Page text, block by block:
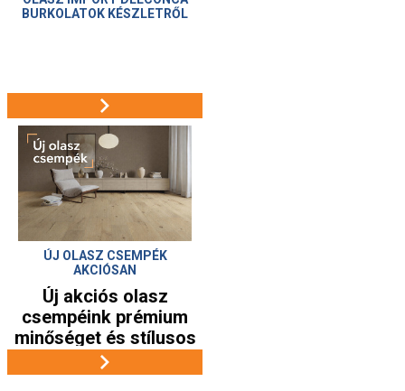
BURKOLATOK KÉSZLETRŐL
ÚJ OLASZ CSEMPÉK
AKCIÓSAN
Új akciós olasz
csempéink prémium
minőséget és stílusos
megjelenést kínálnak.
Modern és klasszikus